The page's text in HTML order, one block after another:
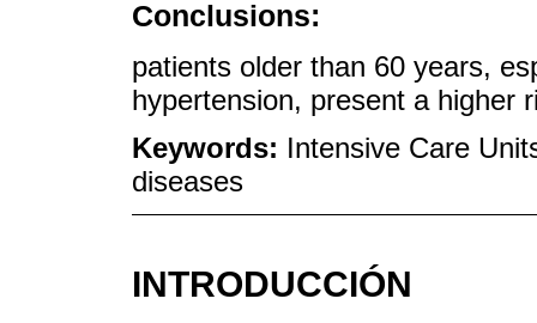
Conclusions:
patients older than 60 years,
hypertension, present a higher
Keywords: Intensive Care
diseases
INTRODUCCIÓN